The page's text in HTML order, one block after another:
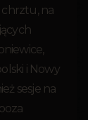
chrztu, na
i Nowy
sesje na